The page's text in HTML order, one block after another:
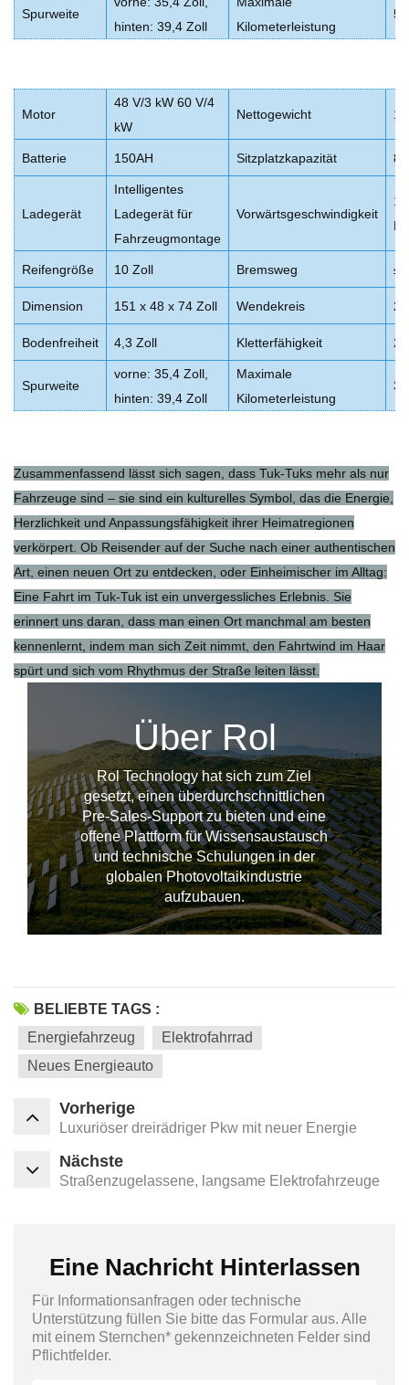
Spurweite
hinten: 39,4 Zoll
Kilometerleistung
Motor
48 V/3 kW 60 V/4
kW
Nettogewicht
Batterie 150AH Sitzplatzkapazität 8
Ladegerät
Intelligentes
Ladegerät für
Fahrzeugmontage
Vorwärtsgeschwindigkeit
17
Reifengröße 10 Zoll Bremsweg
Dimension 151 x 48 x 74 Zoll Wendekreis
Bodenfreiheit 4,3 Zoll Kletterfähigkeit
Spurweite
vorne: 35,4 Zoll,
hinten: 39,4 Zoll
Maximale
Kilometerleistung
Zusammenfassend lässt sich sagen, dass Tuk-Tuks mehr als nur
Fahrzeuge sind – sie sind ein kulturelles Symbol, das die Energie,
Herzlichkeit und Anpassungsfähigkeit ihrer Heimatregionen
verkörpert. Ob Reisender auf der Suche nach einer authentischen
Art, einen neuen Ort zu entdecken, oder Einheimischer im Alltag:
Eine Fahrt im Tuk-Tuk ist ein unvergessliches Erlebnis. Sie
erinnert uns daran, dass man einen Ort manchmal am besten
kennenlernt, indem man sich Zeit nimmt, den Fahrtwind im Haar
spürt und sich vom Rhythmus der Straße leiten lässt.
Über Rol
Rol Technology hat sich zum Ziel
gesetzt, einen überdurchschnittlichen
Pre-Sales-Support zu bieten und eine
offene Plattform für Wissensaustausch
und technische Schulungen in der
globalen Photovoltaikindustrie
aufzubauen.
--------------占位---------------
BELIEBTE TAGS :
Energiefahrzeug
Elektrofahrrad
Neues Energieauto
Vorherige
Luxuriöser dreirädriger Pkw mit neuer Energie
Nächste
Straßenzugelassene, langsame Elektrofahrzeuge
Eine Nachricht Hinterlassen
Für Informationsanfragen oder technische
Unterstützung füllen Sie bitte das Formular aus. Alle
mit einem Sternchen* gekennzeichneten Felder sind
Pflichtfelder.